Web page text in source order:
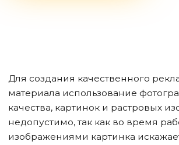
Для создания качественного
материала использование
качества, картинок и растровых
недопустимо, так как во время
изображениями картинка